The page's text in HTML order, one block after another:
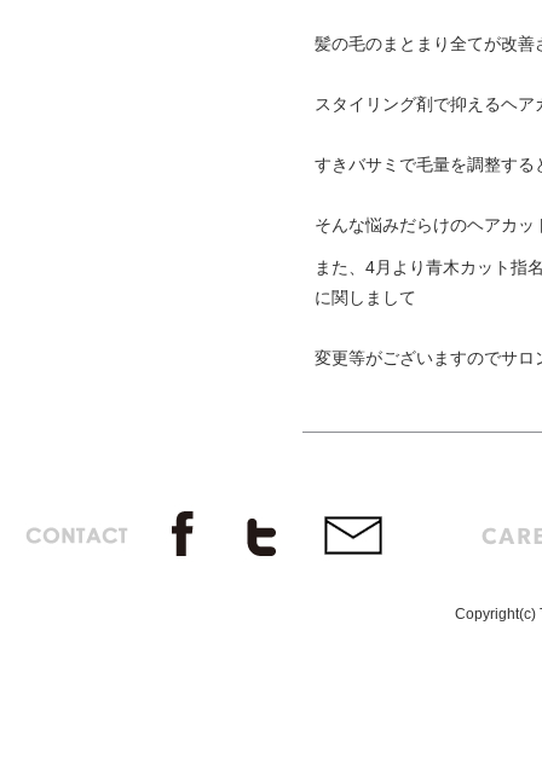
髪の毛のまとまり全てが改善
スタイリング剤で抑えるヘ
すきバサミで毛量を調整する
そんな悩みだらけのヘアカ
また、4月より青木カット指
に関しまして
変更等がございますのでサ
Copyright(c)